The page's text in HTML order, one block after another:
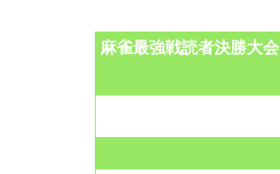
麻雀最強戦読者決勝大会